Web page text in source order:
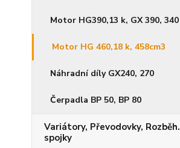
Motor HG390,13 k, GX 390, 340
Motor HG 460,18 k, 458cm3
Náhradní díly GX240, 270
Čerpadla BP 50, BP 80
Variátory, Převodovky, Rozběh.
spojky